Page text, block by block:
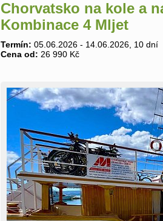
Chorvatsko na kole a
Kombinace 4 Mljet
Termín: 05.06.2026 - 14.06.2026, 10 dní
Cena od: 26 990 Kč